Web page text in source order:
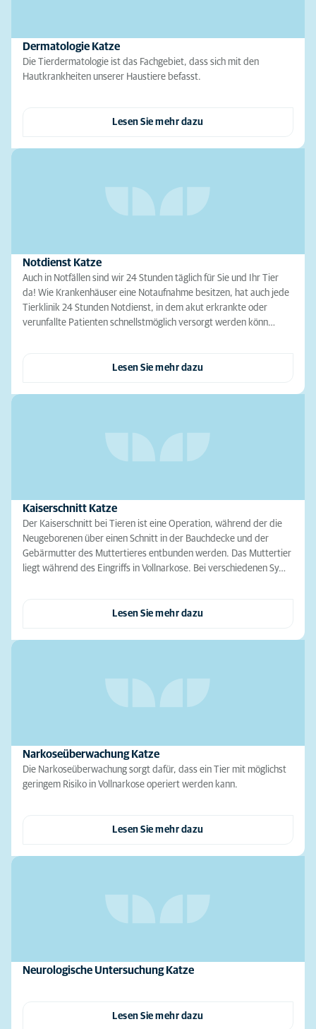
Dermatologie Katze
Die Tierdermatologie ist das Fachgebiet, dass sich mit den
Hautkrankheiten unserer Haustiere befasst.
Lesen Sie mehr dazu
Notdienst Katze
Auch in Notfällen sind wir 24 Stunden täglich für Sie und Ihr Tier
da! Wie Krankenhäuser eine Notaufnahme besitzen, hat auch jede
Tierklinik 24 Stunden Notdienst, in dem akut erkrankte oder
verunfallte Patienten schnellstmöglich versorgt werden könn…
Lesen Sie mehr dazu
Kaiserschnitt Katze
Der Kaiserschnitt bei Tieren ist eine Operation, während der die
Neugeborenen über einen Schnitt in der Bauchdecke und der
Gebärmutter des Muttertieres entbunden werden. Das Muttertier
liegt während des Eingriffs in Vollnarkose. Bei verschiedenen Sy…
Lesen Sie mehr dazu
Narkoseüberwachung Katze
Die Narkoseüberwachung sorgt dafür, dass ein Tier mit möglichst
geringem Risiko in Vollnarkose operiert werden kann.
Lesen Sie mehr dazu
Neurologische Untersuchung Katze
Lesen Sie mehr dazu